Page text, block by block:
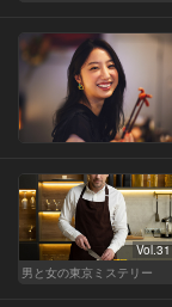
Vol.31
男と女の東京ミステリー